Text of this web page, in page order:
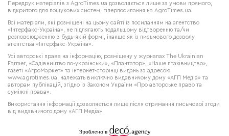
Передрук матеріалів з AgroTimes.ua дозволяється лише за умови прямого,
відкритого для пошукових систем, гіперпосилання на AgroTimes.ua.
Всі матеріали, які розміщені на цьому сайті із посиланням на агентство
«Інтерфакс-Україна», не підлягають подальшому відтворенню та/чи
розповсюдженню в будь-якій формі, інакше як із письмового дозволу
агентства «Інтерфакс-Україна».
Усі авторські права на інформацію, розміщену у журналах The Ukrainian
Farmer , «Садівництво по-українськи», «Плантатор», «Наше птахівництво»,
газеті «АгроМаркет» та інтернет-сторінці видань за адресою
www.agrotimes.ua,
належать виключно видавничому дому «АГП Медіа» та
авторам публікацій, згідно із Законом України «Про авторське право та
суміжні права».
Використання інформації дозволяється лише після отримання письмової згоди
від видавничого дому «АГП Медіа».